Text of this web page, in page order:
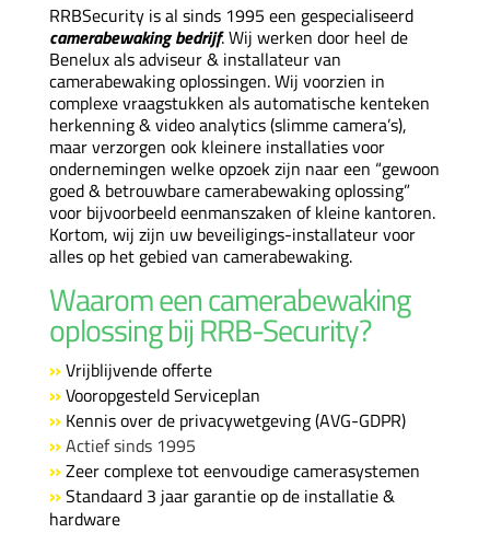
RRBSecurity is al sinds 1995 een gespecialiseerd
camerabewaking bedrijf. Wij werken door heel de
Benelux als adviseur & installateur van
camerabewaking oplossingen. Wij voorzien in
complexe vraagstukken als automatische kenteken
herkenning & video analytics (slimme camera’s),
maar verzorgen ook kleinere installaties voor
ondernemingen welke opzoek zijn naar een “gewoon
goed & betrouwbare camerabewaking oplossing”
voor bijvoorbeeld eenmanszaken of kleine kantoren.
Kortom, wij zijn uw beveiligings-installateur voor
alles op het gebied van camerabewaking.
Waarom een camerabewaking
oplossing bij RRB-Security?
»Vrijblijvende offerte
»Vooropgesteld Serviceplan
» Kennis over de privacywetgeving (AVG-GDPR)
»Actief sinds 1995
»Zeer complexe tot eenvoudige camerasystemen
»Standaard 3 jaar garantie op de installatie &
hardware